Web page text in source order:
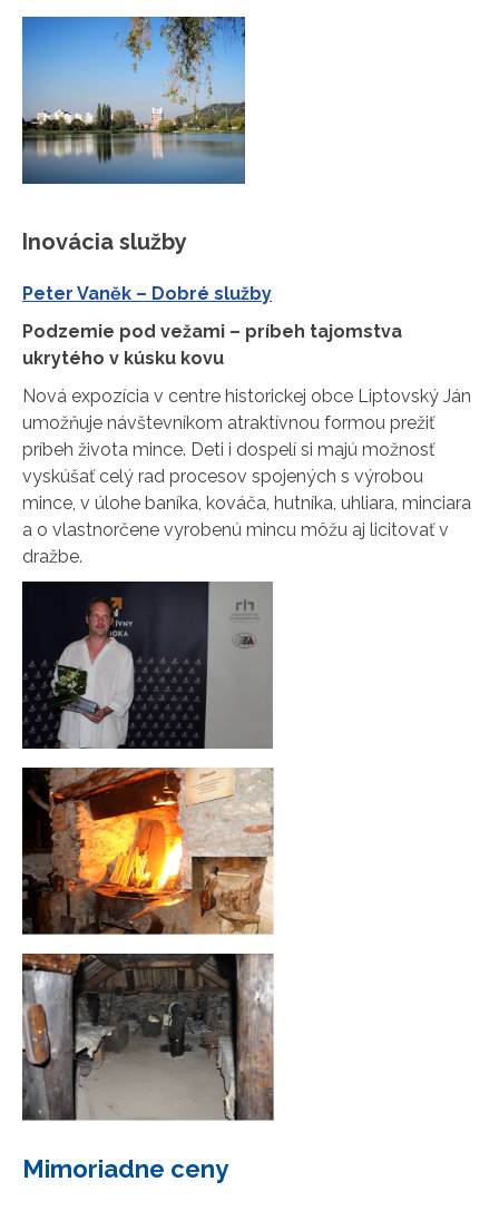
Inovácia služby
Peter Vaněk – Dobré služby
Podzemie pod vežami – príbeh tajomstva
ukrytého v kúsku kovu
Nová expozícia v centre historickej obce Liptovský Ján
umožňuje návštevníkom atraktívnou formou prežiť
príbeh života mince. Deti i dospelí si majú možnosť
vyskúšať celý rad procesov spojených s výrobou
mince, v úlohe baníka, kováča, hutníka, uhliara, minciara
a o vlastnorčene vyrobenú mincu môžu aj licitovať v
dražbe.
Mimoriadne ceny